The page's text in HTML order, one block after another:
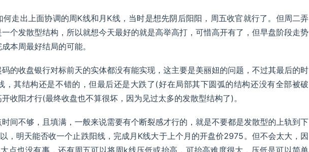
走出上面协调的周K线和月K线，当时是想先阴后阳阳，周五收官就行了。但周二弄
个发散型结构，所以就想今天最好的就是高举高打，可惜高开有了，但早盘阶段走势
本周最好结局的可能。
的收盘银行对标前天的实体都没有能实现，这主要是美丽妞的问题，不过其最后的时
，其结构还是不错的，但最后还是大跌了(好在局部其下圆弧的结构还没有全部被破
收阳才行(最终收盘也不算很坏，因为见过太多的发散型结构了)。
间不够，且填满，一般来说需要有个断裂感才行的，就是不要都是发散型的上轨到下
，明天能否收一个止跌阳线，完成月K线大于上个月的开盘价2975。但不会太大，因